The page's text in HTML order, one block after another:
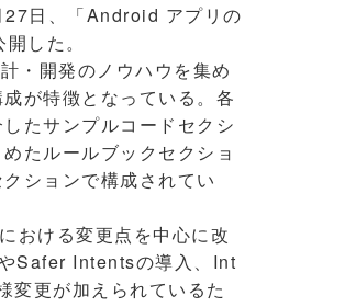
日、「Android アプリの
した。
・開発のノウハウを集め
が特徴となっている。各
たサンプルコードセクシ
たルールブックセクショ
ションで構成されてい
おける変更点を中心に改
Safer Intentsの導入、Int
変更が加えられているた